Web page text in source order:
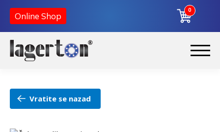
Online Shop
0
Početna
O nama
Vratite se nazad